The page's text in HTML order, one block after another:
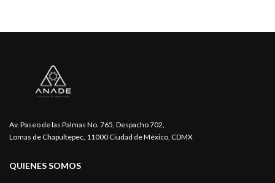
Av. Paseo de las Palmas No. 765, Despacho 702,
Lomas de Chapultepec, 11000 Ciudad de México, CDMX
QUIENES SOMOS